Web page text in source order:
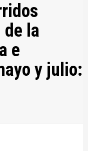
la
e
y julio: